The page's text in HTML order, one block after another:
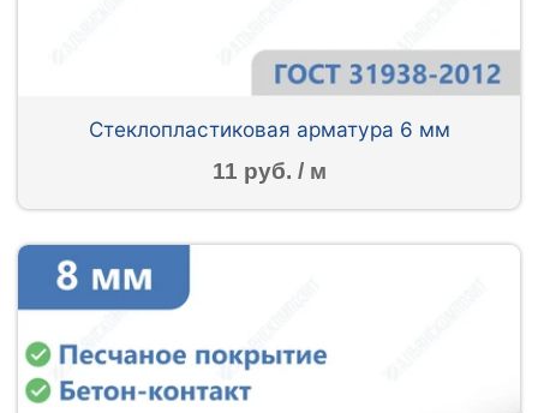
Стеклопластиковая арматура 6 мм
11 руб. / м